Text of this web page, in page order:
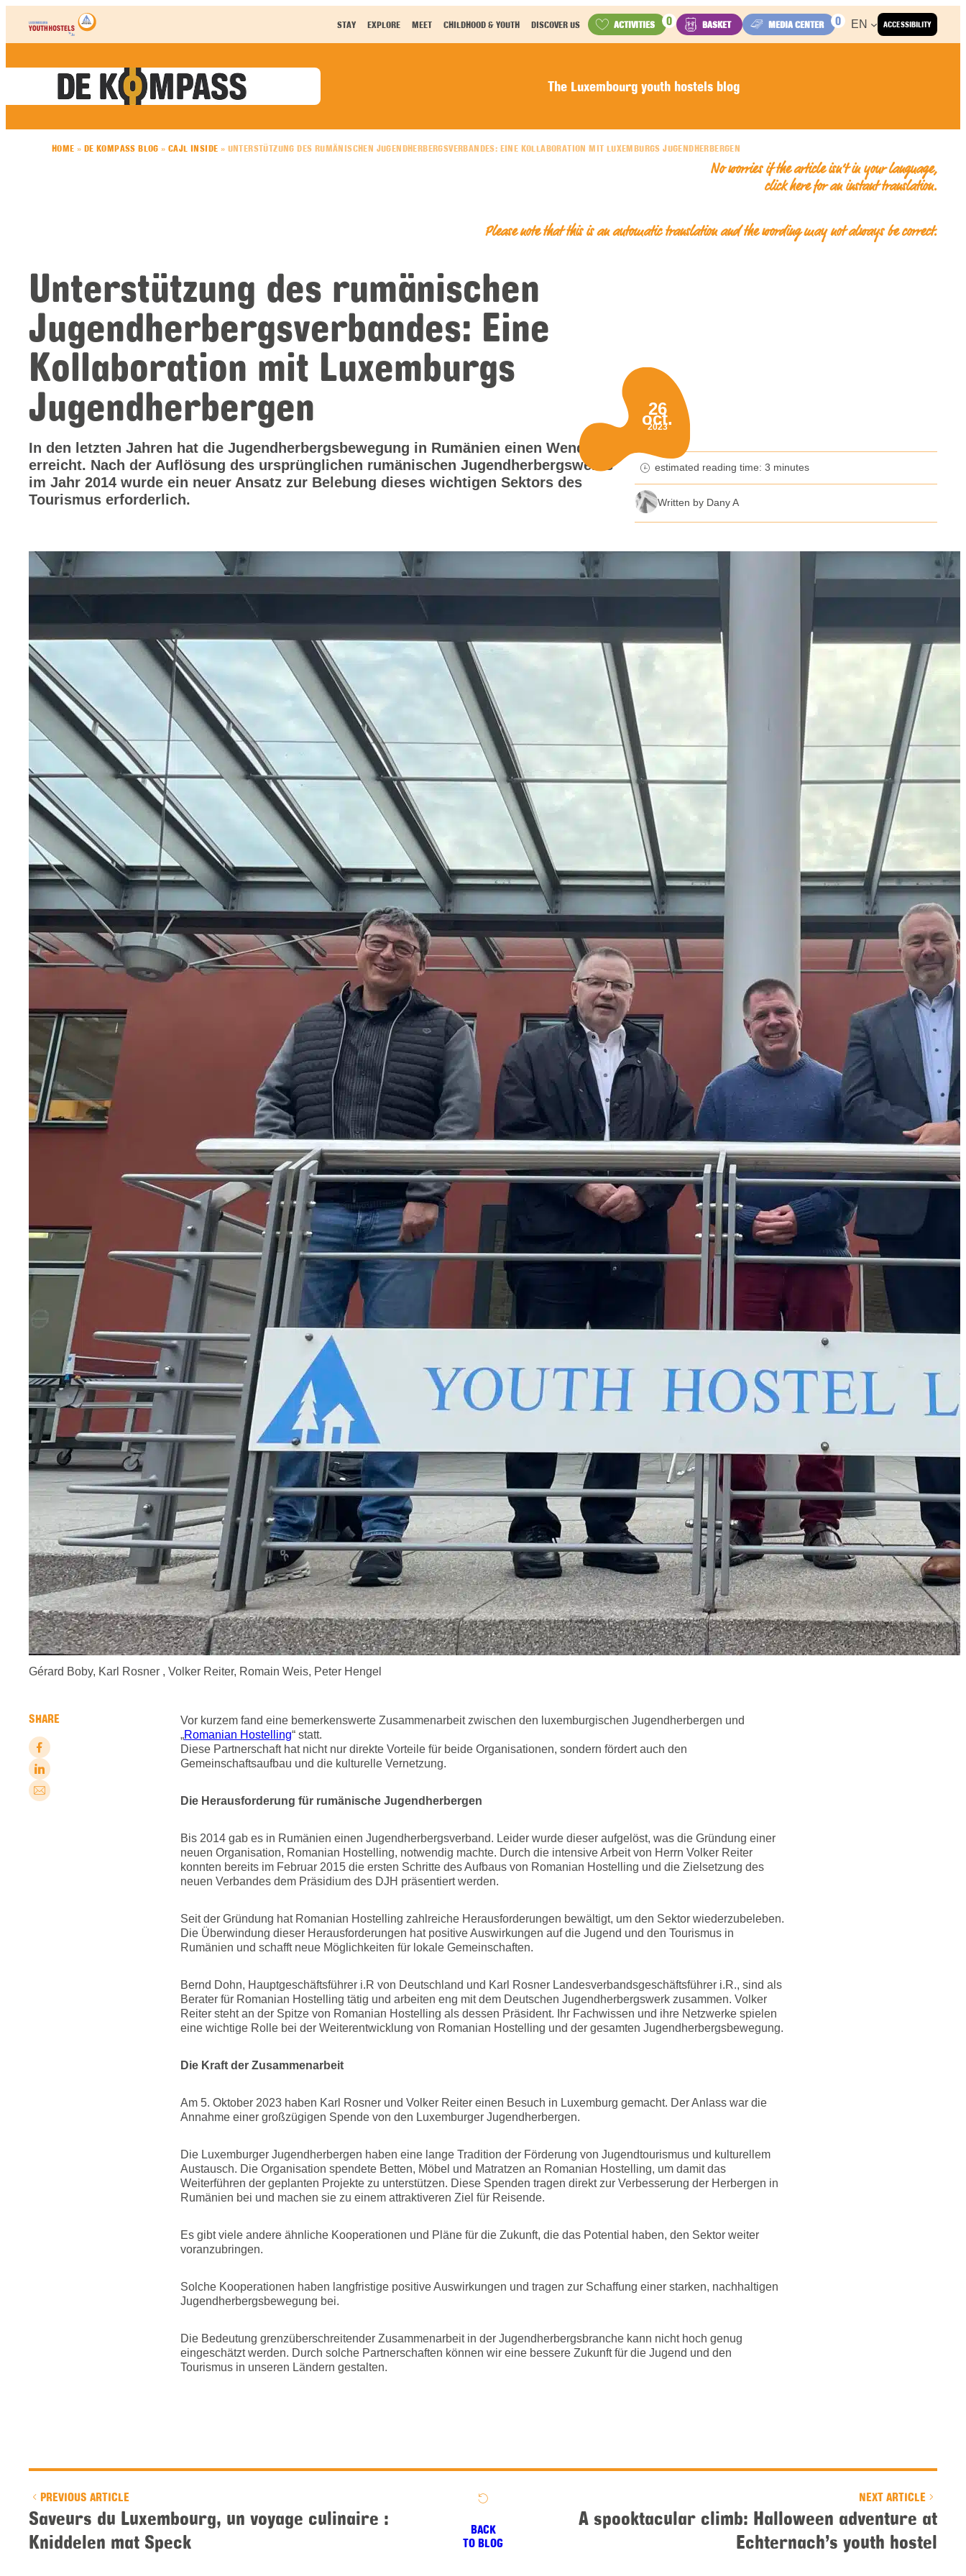
ACCESSIBILITY
STAY EXPLORE MEET CHILDHOOD & YOUTH DISCOVER US ACTIVITIES 0 BASKET MEDIA CENTER 0 EN
The Luxembourg youth hostels blog
HOME » DE KOMPASS BLOG »CAJL INSIDE » UNTERSTÜTZUNG DES RUMÄNISCHEN JUGENDHERBERGSVERBANDES: EINE KOLLABORATION MIT LUXEMBURGS JUGENDHERBERGEN
No worries if the article isn’t in your language,
click here for an instant translation.
Please note that this is an automatic translation and the wording may not always be correct.
Unterstützung des rumänischen
Jugendherbergsverbandes: Eine
Kollaboration mit Luxemburgs
Jugendherbergen
In den letzten Jahren hat die Jugendherbergsbewegung in Rumänien einen Wendepunkt
erreicht. Nach der Auflösung des ursprünglichen rumänischen Jugendherbergswerks
im Jahr 2014 wurde ein neuer Ansatz zur Belebung dieses wichtigen Sektors des
Tourismus erforderlich.
Published on:
26
oct.
2023
minutes reading time
estimated reading time: 3 minutes
Written by Dany A
Gérard Boby, Karl Rosner , Volker Reiter, Romain Weis, Peter Hengel
SHARE
Vor kurzem fand eine bemerkenswerte Zusammenarbeit zwischen den luxemburgischen Jugendherbergen und
„Romanian Hostelling“ statt.
Diese Partnerschaft hat nicht nur direkte Vorteile für beide Organisationen, sondern fördert auch den
Gemeinschaftsaufbau und die kulturelle Vernetzung.
Die Herausforderung für rumänische Jugendherbergen
Bis 2014 gab es in Rumänien einen Jugendherbergsverband. Leider wurde dieser aufgelöst, was die Gründung einer
neuen Organisation, Romanian Hostelling, notwendig machte. Durch die intensive Arbeit von Herrn Volker Reiter
konnten bereits im Februar 2015 die ersten Schritte des Aufbaus von Romanian Hostelling und die Zielsetzung des
neuen Verbandes dem Präsidium des DJH präsentiert werden.
Seit der Gründung hat Romanian Hostelling zahlreiche Herausforderungen bewältigt, um den Sektor wiederzubeleben.
Die Überwindung dieser Herausforderungen hat positive Auswirkungen auf die Jugend und den Tourismus in
Rumänien und schafft neue Möglichkeiten für lokale Gemeinschaften.
Bernd Dohn, Hauptgeschäftsführer i.R von Deutschland und Karl Rosner Landesverbandsgeschäftsführer i.R., sind als
Berater für Romanian Hostelling tätig und arbeiten eng mit dem Deutschen Jugendherbergswerk zusammen. Volker
Reiter steht an der Spitze von Romanian Hostelling als dessen Präsident. Ihr Fachwissen und ihre Netzwerke spielen
eine wichtige Rolle bei der Weiterentwicklung von Romanian Hostelling und der gesamten Jugendherbergsbewegung.
Die Kraft der Zusammenarbeit
Am 5. Oktober 2023 haben Karl Rosner und Volker Reiter einen Besuch in Luxemburg gemacht. Der Anlass war die
Annahme einer großzügigen Spende von den Luxemburger Jugendherbergen.
Die Luxemburger Jugendherbergen haben eine lange Tradition der Förderung von Jugendtourismus und kulturellem
Austausch. Die Organisation spendete Betten, Möbel und Matratzen an Romanian Hostelling, um damit das
Weiterführen der geplanten Projekte zu unterstützen. Diese Spenden tragen direkt zur Verbesserung der Herbergen in
Rumänien bei und machen sie zu einem attraktiveren Ziel für Reisende.
Es gibt viele andere ähnliche Kooperationen und Pläne für die Zukunft, die das Potential haben, den Sektor weiter
voranzubringen.
Solche Kooperationen haben langfristige positive Auswirkungen und tragen zur Schaffung einer starken, nachhaltigen
Jugendherbergsbewegung bei.
Die Bedeutung grenzüberschreitender Zusammenarbeit in der Jugendherbergsbranche kann nicht hoch genug
eingeschätzt werden. Durch solche Partnerschaften können wir eine bessere Zukunft für die Jugend und den
Tourismus in unseren Ländern gestalten.
PREVIOUS ARTICLE
Saveurs du Luxembourg, un voyage culinaire :
Kniddelen mat Speck
NEXT ARTICLE
A spooktacular climb: Halloween adventure at
Echternach’s youth hostel
BACK
TO BLOG